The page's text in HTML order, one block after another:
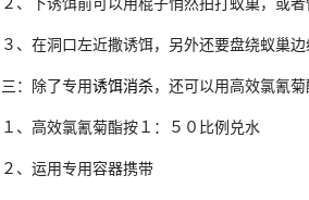
３、在洞口左近撒诱饵，另外还要盘绕蚁巢
三：除了专用诱饵消杀，还可以用高效氯氰
１、高效氯氰菊酯按１：５０比例兑水
２、运用专用容器携带